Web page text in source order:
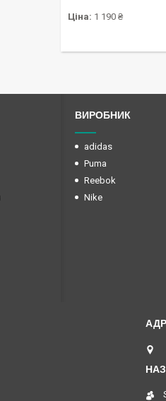
Ціна: 1 190 ₴
ВИРОБНИК
adidas
Puma
Reebok
Nike